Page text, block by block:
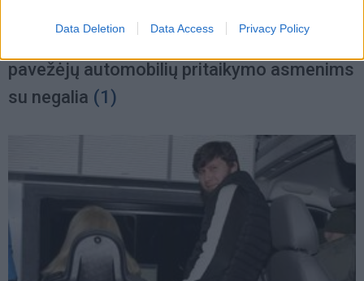
Data Deletion Data Access Privacy Policy
Seime bręsta nauja iniciatyva dėl taksi ir
pavežėjų automobilių pritaikymo asmenims
su negalia (1)